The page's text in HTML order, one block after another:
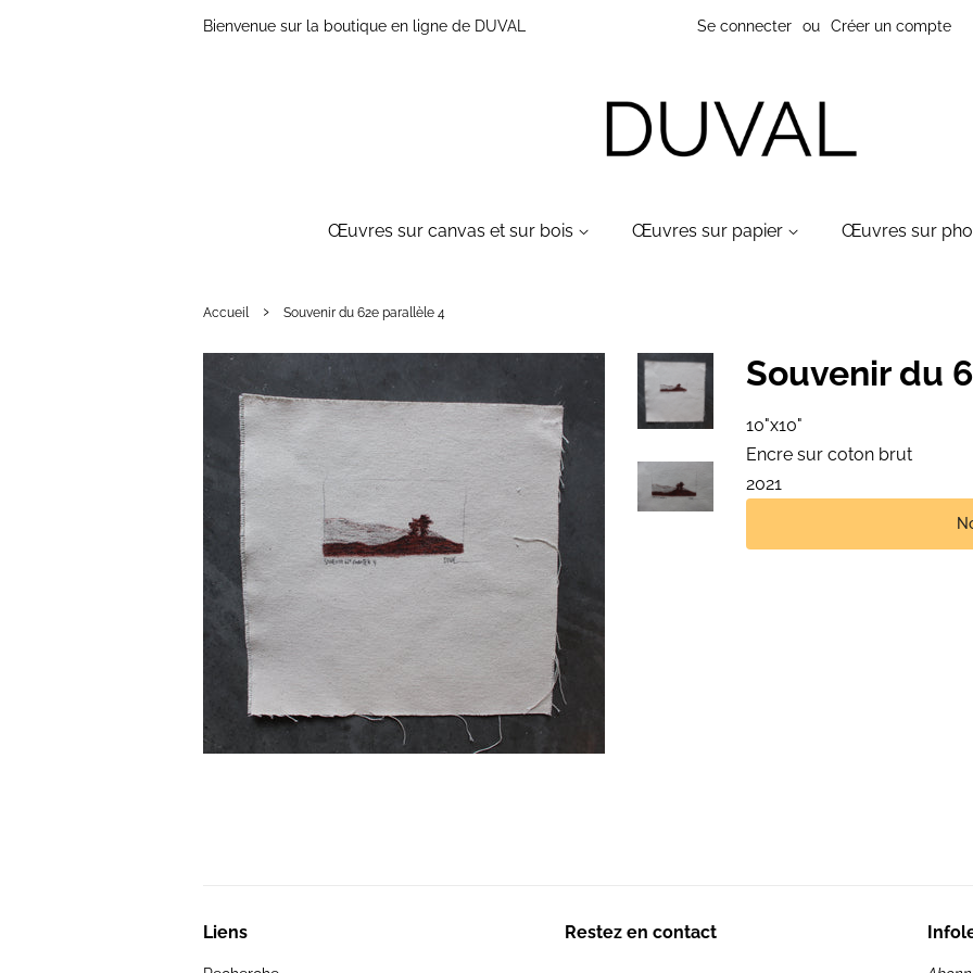
Bienvenue sur la boutique en ligne de DUVAL Se connecter ou Créer un compte
Œuvres sur canvas et sur bois Œuvres sur papier Œuvres sur
Accueil › Souvenir du 62e parallèle 4
Souvenir du
10"x10"
Encre sur coton brut
2021
Liens Restez en contact